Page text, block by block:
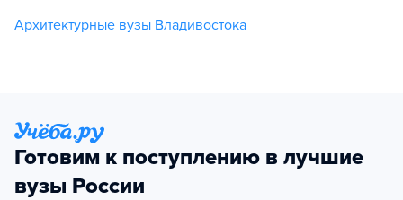
Архитектурные вузы Владивостока
Готовим к поступлению в лучшие
вузы России